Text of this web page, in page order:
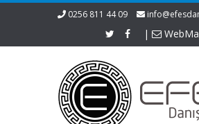
0256 811 44 09
|